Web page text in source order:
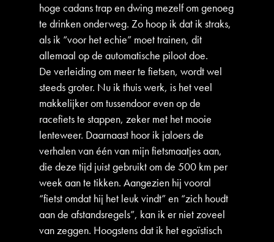
hoge cadans trap en dwing mezelf om genoeg
te drinken onderweg. Zo hoop ik dat ik straks,
als ik “voor het echie” moet trainen, dit
allemaal op de automatische piloot doe.
De verleiding om meer te fietsen, wordt wel
steeds groter. Nu ik thuis werk, is het veel
makkelijker om tussendoor even op de
racefiets te stappen, zeker met het mooie
lenteweer. Daarnaast hoor ik jaloers de
verhalen van één van mijn fietsmaatjes aan,
die deze tijd juist gebruikt om de 500 km per
week aan te tikken. Aangezien hij vooral
“fietst omdat hij het leuk vindt” en “zich houdt
aan de afstandsregels”, kan ik er niet zoveel
van zeggen. Hoogstens dat ik het egoïstisch